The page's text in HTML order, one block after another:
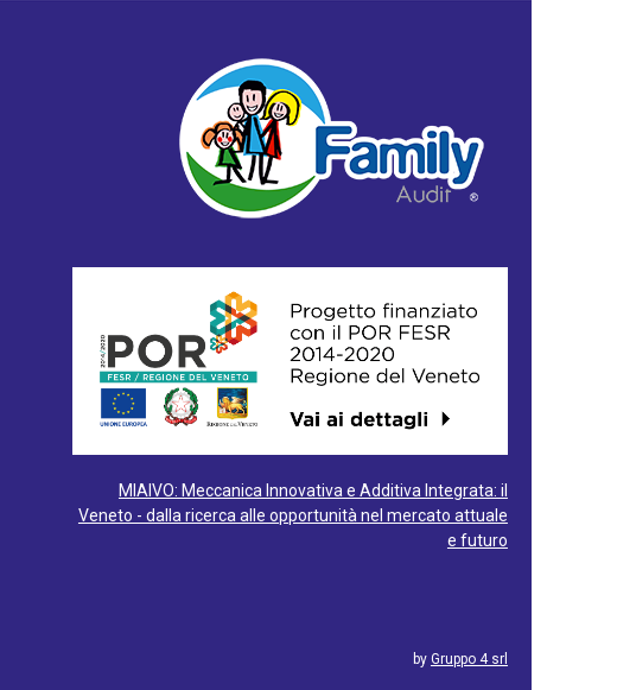
MIAIVO: Meccanica Innovativa e Additiva Integrata: il
Veneto - dalla ricerca alle opportunità nel mercato attuale
e futuro
by Gruppo 4 srl